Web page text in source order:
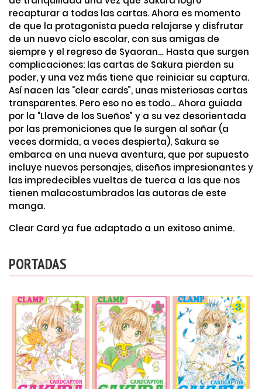
recapturar a todas las cartas. Ahora es momento
de que la protagonista pueda relajarse y disfrutar
de un nuevo ciclo escolar, con sus amigas de
siempre y el regreso de Syaoran… Hasta que surgen
complicaciones: las cartas de Sakura pierden su
poder, y una vez más tiene que reiniciar su captura.
Así nacen las “clear cards”, unas misteriosas cartas
transparentes. Pero eso no es todo… Ahora guiada
por la “Llave de los Sueños” y a su vez desorientada
por las premoniciones que le surgen al soñar (a
veces dormida, a veces despierta), Sakura se
embarca en una nueva aventura, que por supuesto
incluye nuevos personajes, diseños impresionantes y
las impredecibles vueltas de tuerca a las que nos
tienen malacostumbrados las autoras de este
manga.
Clear Card ya fue adaptado a un exitoso anime.
PORTADAS